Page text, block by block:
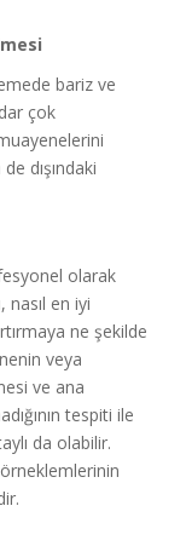
bariz ve
çok
dışındaki
olarak
nasıl en iyi
ne şekilde
veya
ve ana
tespiti ile
da olabilir.